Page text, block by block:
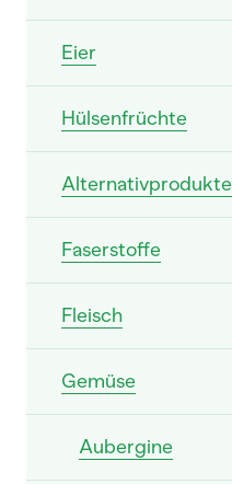
Eier
Hülsenfrüchte
Alternativprodukte
Faserstoffe
Fleisch
Gemüse
Aubergine